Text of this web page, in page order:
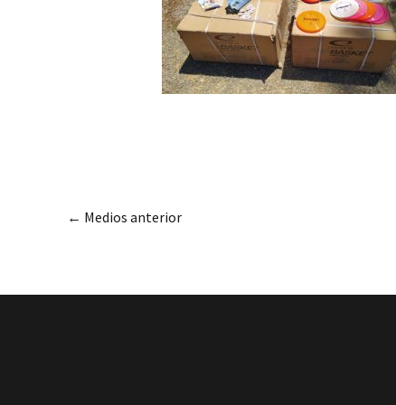
← Medios anterior